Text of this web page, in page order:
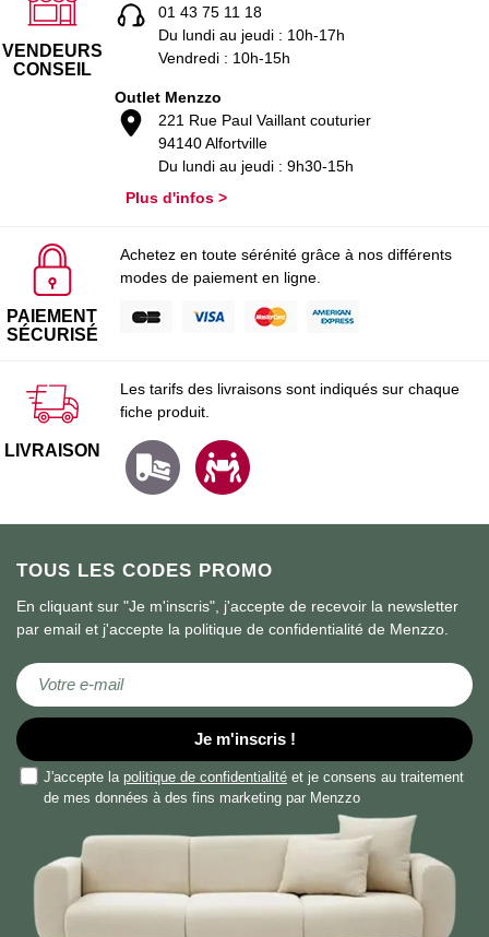
TOUS LES CODES PROMO
En cliquant sur "Je m'inscris", j'accepte de recevoir la newsletter
par email et j'accepte la politique de confidentialité de Menzzo.
Inscription à notre lettre d’information :
Je m'inscris !
J'accepte la politique de confidentialité et je consens au traitement
de mes données à des fins marketing par Menzzo
VENDEURS
CONSEIL
01 43 75 11 18
Du lundi au jeudi : 10h-17h
Vendredi : 10h-15h
Outlet Menzzo
221 Rue Paul Vaillant couturier
94140 Alfortville
Du lundi au jeudi : 9h30-15h
Plus d'infos >
PAIEMENT
SÉCURISÉ
Achetez en toute sérénité grâce à nos différents
modes de paiement en ligne.
LIVRAISON
Les tarifs des livraisons sont indiqués sur chaque
fiche produit.